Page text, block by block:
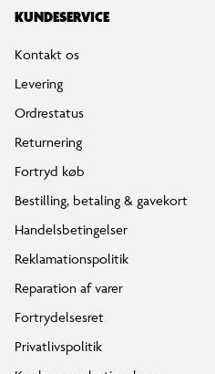
KUNDESERVICE
Kontakt os
Levering
Ordrestatus
Returnering
Fortryd køb
Bestilling, betaling & gavekort
Handelsbetingelser
Reklamationspolitik
Reparation af varer
Fortrydelsesret
Privatlivspolitik